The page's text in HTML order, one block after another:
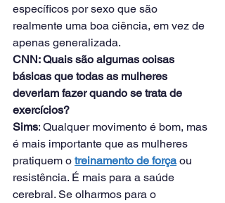
específicos por sexo que são
realmente uma boa ciência, em vez de
apenas generalizada.
CNN: Quais são algumas coisas
básicas que todas as mulheres
deveriam fazer quando se trata de
exercícios?
Sims: Qualquer movimento é bom, mas
é mais importante que as mulheres
pratiquem o treinamento de força ou
resistência. É mais para a saúde
cerebral. Se olharmos para o